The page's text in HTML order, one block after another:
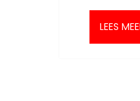
LEES